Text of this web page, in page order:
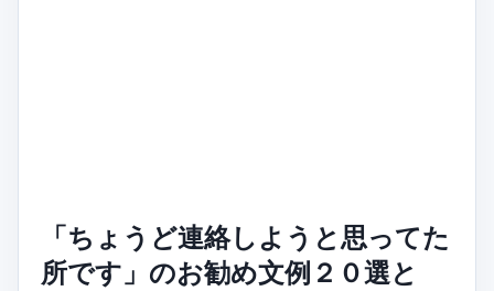
「ちょうど連絡しようと思ってた
所です」のお勧め文例２０選と